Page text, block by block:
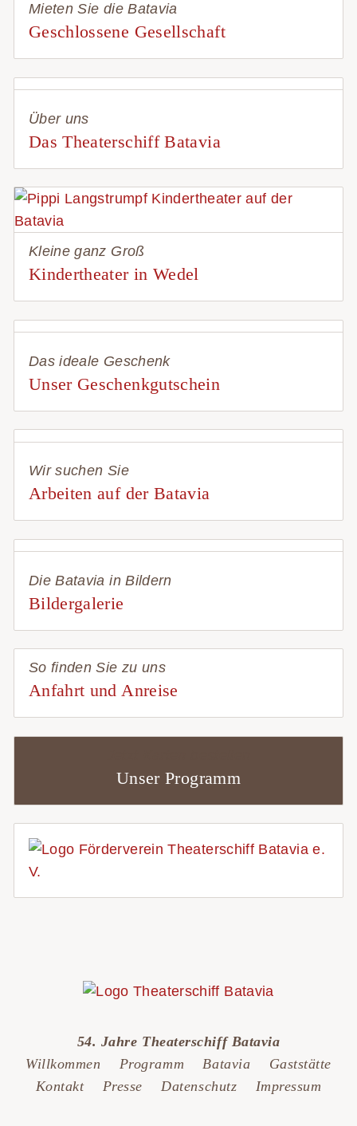
Mieten Sie die Batavia
Geschlossene Gesellschaft
Über uns
Das Theaterschiff Batavia
Kleine ganz Groß
Kindertheater in Wedel
Das ideale Geschenk
Unser Geschenkgutschein
Wir suchen Sie
Arbeiten auf der Batavia
Die Batavia in Bildern
Bildergalerie
So finden Sie zu uns
Anfahrt und Anreise
Unser Programm
54. Jahre Theaterschiff Batavia
Willkommen
Programm Batavia
Gaststätte
Kontakt
Presse Datenschutz Impressum